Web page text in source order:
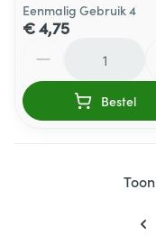
Eenmalig Gebruik 4
€ 4,75
Bestel
Toon